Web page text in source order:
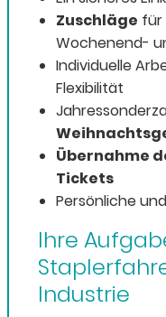
Zuschläge für
Wochenend-
Individuelle
Flexibilität
Übernahme
Tickets
Persönliche
Ihre
Industrie